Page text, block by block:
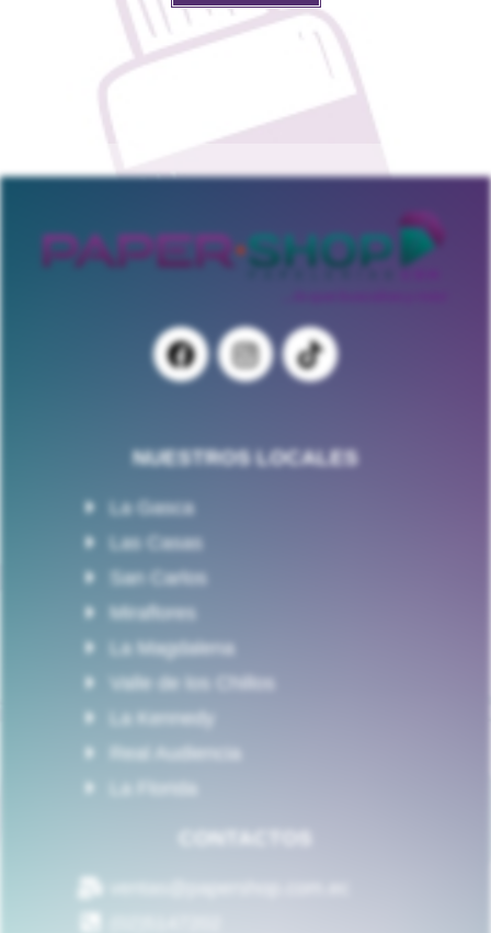
NUESTROS LOCALES
La Gasca
Las Casas
San Carlos
Miraflores
La Magdalena
Valle de los Chillos
La Kennedy
Real Audiencia
La Florida
CONTACTOS